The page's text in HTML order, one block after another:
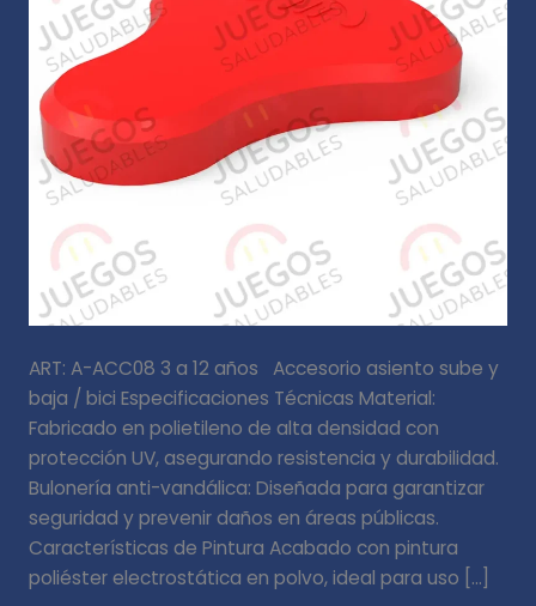
ART: A-ACC08 3 a 12 años Accesorio asiento sube y
baja / bici Especificaciones Técnicas Material:
Fabricado en polietileno de alta densidad con
protección UV, asegurando resistencia y durabilidad.
Bulonería anti-vandálica: Diseñada para garantizar
seguridad y prevenir daños en áreas públicas.
Características de Pintura Acabado con pintura
poliéster electrostática en polvo, ideal para uso […]